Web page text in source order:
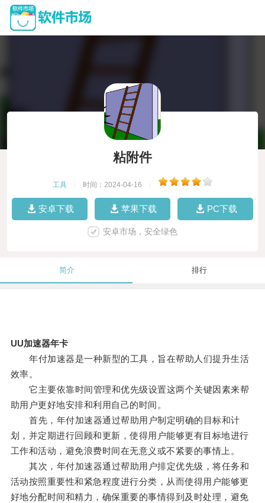
粘附件
工具 时间：2024-04-16
安卓下载 苹果下载 PC下载
安卓市场，安全绿色
简介 排行
UU加速器年卡
年付加速器是一种新型的工具，旨在帮助人们提升生活
效率。
它主要依靠时间管理和优先级设置这两个关键因素来帮
助用户更好地安排和利用自己的时间。
首先，年付加速器通过帮助用户制定明确的目标和计
划，并定期进行回顾和更新，使得用户能够更有目标地进行
工作和活动，避免浪费时间在无意义或不紧要的事情上。
其次，年付加速器通过帮助用户排定优先级，将任务和
活动按照重要性和紧急程度进行分类，从而使得用户能够更
好地分配时间和精力，确保重要的事情得到及时处理，避免